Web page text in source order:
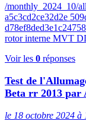
/monthly_2024_10/
a5c3cd2ce32d2e
rotor interne MVT
Voir les 0 réponses
Test de
Beta rr 2013 par
le 18 octobre 2024 à